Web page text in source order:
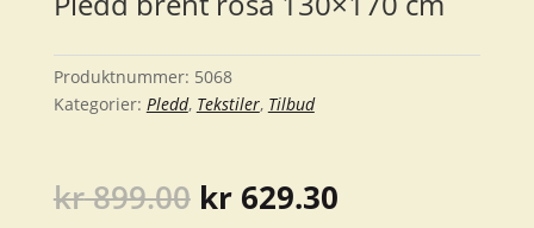
Produktnummer: 5068
Kategorier: Pledd, Tekstiler, Tilbud
kr899.00 Opprinnelig
kr629.30Nåværende